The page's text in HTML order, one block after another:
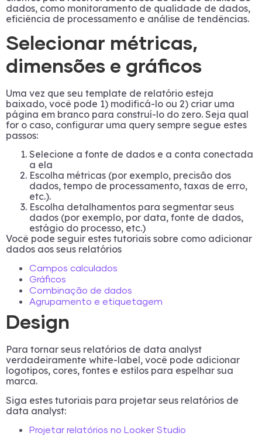
dados, como monitoramento de qualidade de dados,
eficiência de processamento e análise de tendências.
Selecionar métricas,
dimensões e gráficos
Uma vez que seu template de relatório esteja
baixado, você pode 1) modificá-lo ou 2) criar uma
página em branco para construí-lo do zero. Seja qual
for o caso, configurar uma query sempre segue estes
passos:
Selecione a fonte de dados e a conta conectada
a ela
Escolha métricas (por exemplo, precisão dos
dados, tempo de processamento, taxas de erro,
etc.).
Escolha detalhamentos para segmentar seus
dados (por exemplo, por data, fonte de dados,
estágio do processo, etc.)
Você pode seguir estes tutoriais sobre como adicionar
dados aos seus relatórios
Campos calculados
Gráficos
Combinação de dados
Agrupamento e etiquetagem
Design
Para tornar seus relatórios de data analyst
verdadeiramente white-label, você pode adicionar
logotipos, cores, fontes e estilos para espelhar sua
marca.
Siga estes tutoriais para projetar seus relatórios de
data analyst:
Projetar relatórios no Looker Studio